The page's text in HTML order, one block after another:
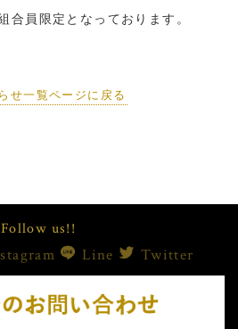
合員限定となっております。
せ一覧ページに戻る
Follow us!!
Line Twitter